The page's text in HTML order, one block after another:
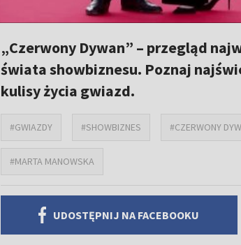
„Czerwony Dywan” – przegląd
świata showbiznesu. Poznaj
kulisy życia gwiazd.
#GWIAZDY #SHOWBIZNES #CZERWONY
#MARTA MANOWSKA
UDOSTĘPNIJ NA FACEBOOKU